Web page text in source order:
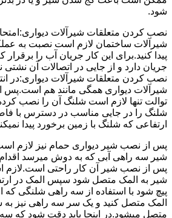
شود.
نصب کردن متعلقات شیرآلات
شیرآلات ساختمان لازم است نصبت به
پیدا کنید.برای این کار جریان آب را برقرار
جریان دارد و از جایی در اتصالات آن نشتی
نصب کردن متعلقات شیرآلات دیواری:در
شیرآلات دیواری همگی مانند هم است.پس
توالت تنها لازم است شلنگ آن را نصب
شلنگ را در جایی مناسب در دسترس با
ارتفاعی که شلنگ با زمین برخورد پیدا
پس از نصب شیر دیواری حمام نیز لازم
شیر سه راهی آبی که به دوش میرسد
پس از نصب شیر آن کار راحتی است.لازم
شیر به المک متصل شود سپس المک در
پیچ شود با استفاده از سه راهی شلنگی که
المک متصل کنید و یک سر سه راهی نیز
متصل میشود.در اینجا باید دقت شود